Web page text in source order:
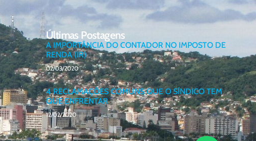
Últimas Postagens
A IMPORTÂNCIA DO CONTADOR NO IMPOSTO DE
RENDA (IR)
02/03/2020
4 RECLAMAÇÕES COMUNS QUE O SÍNDICO TEM
QUE ENFRENTAR
12/02/2020